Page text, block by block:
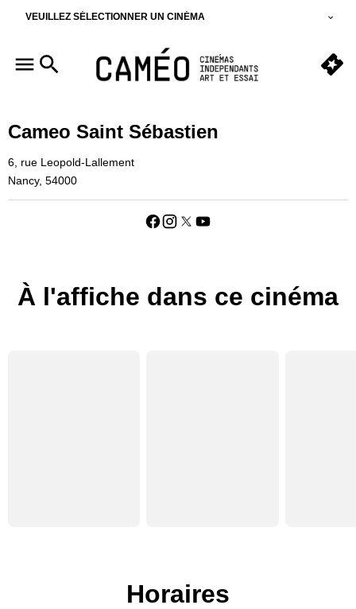
VEUILLEZ SÉLECTIONNER UN CINÉMA
Cameo Saint Sébastien
6, rue Leopold-Lallement
Nancy, 54000
À l'affiche dans ce cinéma
Horaires